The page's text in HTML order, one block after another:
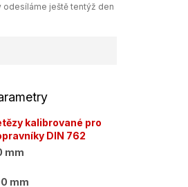
odesíláme ještě tentýž den
kalibrované pro
DIN 762
mm
mm